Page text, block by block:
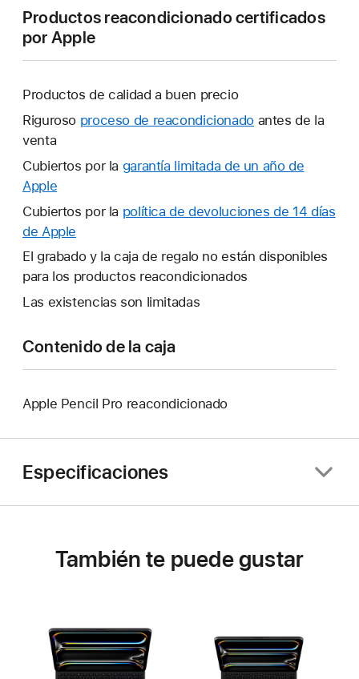
Productos reacondicionado certificados
por Apple
Productos de calidad a buen precio
Riguroso proceso de reacondicionadoantes de la
venta
Cubiertos por la garantía limitada de un año de
Apple
abrirá
una
nueva.
Cubiertos por la política de devoluciones Se
una
de 14 días
de Apple
El grabado y la caja de regalo no están disponibles
para los productos reacondicionados
Las existencias son limitadas
Contenido de la caja
Apple Pencil Pro reacondicionado
Especificaciones
También te puede gustar